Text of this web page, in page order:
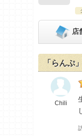
店
「らんぷ
Chili